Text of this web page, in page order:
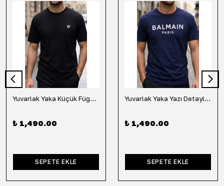
Yuvarlak Yaka Küçük Fügür Detaylı Tişört-Siyah
₺ 1,490.00
SEPETE EKLE
Yuvarlak Yaka Yazı Detaylı Tişört-Lacivert
₺ 1,490.00
SEPETE EKLE